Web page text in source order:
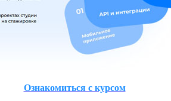
Ознакомиться с курсом